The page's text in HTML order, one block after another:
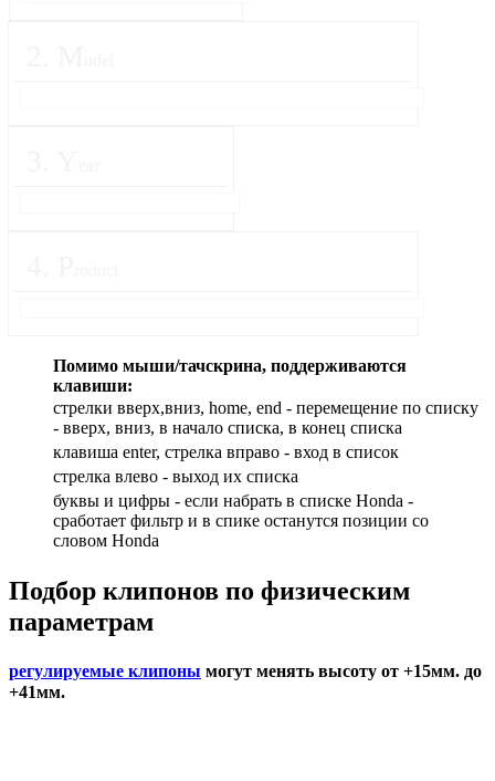
Помимо мыши/тачскрина, поддерживаются
клавиши:
стрелки вверх,вниз, home, end - перемещение по списку
- вверх, вниз, в начало списка, в конец списка
клавиша enter, стрелка вправо - вход в список
cтрелка влево - выход их списка
буквы и цифры - если набрать в списке Honda -
сработает фильтр и в спике останутся позиции со
словом Honda
Подбор клипонов по физическим
параметрам
регулируемые клипоны могут менять высоту от +15мм. до
+41мм.